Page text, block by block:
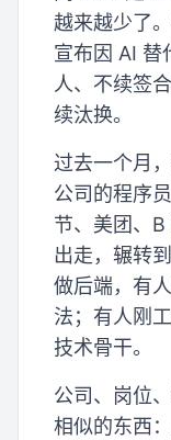
越来越少了
宣布因 AI 替
人、不续签
续汰换。
过去一个月
公司的程序
节、美团、
出走，辗转
做后端，有
法；有人刚
技术骨干。
公司、岗位
相似的东西